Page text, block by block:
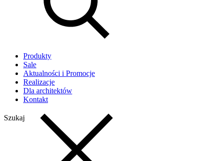
Produkty
Sale
Aktualności i Promocje
Realizacje
Dla architektów
Kontakt
Szukaj